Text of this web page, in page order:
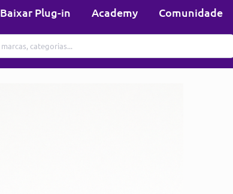
Baixar Plug-in Academy Comunidade